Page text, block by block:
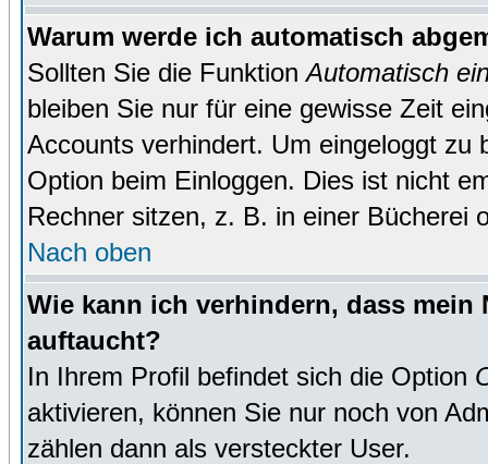
Warum werde ich automatisch
Sollten Sie die FunktionAutomatisch
bleiben Sie nur für eine gewisse Zeit
Accounts verhindert. Um eingeloggt zu
Option beim Einloggen. Dies ist nicht
Rechner sitzen, z. B. in einer Bücherei
Nach oben
Wie kann ich verhindern, dass
auftaucht?
In Ihrem Profil befindet sich die Option
aktivieren, können Sie nur noch von
zählen dann als versteckter User.